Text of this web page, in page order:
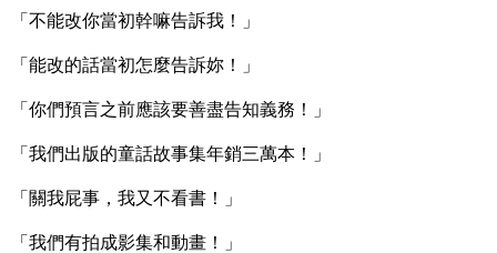
「不能改你當初幹嘛告訴我！」
「能改的話當初怎麼告訴妳！」
「你們預言之前應該要善盡告知義務！」
「我們出版的童話故事集年銷三萬本！」
「關我屁事，我又不看書！」
「我們有拍成影集和動畫！」